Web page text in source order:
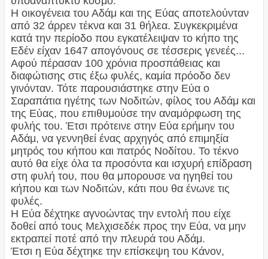
Η οικογένεια του Αδάμ και της Εύας αποτελούνταν
από 32 άρρεν τέκνα και 31 θήλεα. Συγκεκριμένα
κατά την περίοδο που εγκατέλειψαν το κήπο της
Εδέν είχαν 1647 απογόνους σε τέσσερις γενεές...
Αφού πέρασαν 100 χρόνια προσπάθειας και
διαφώτισης στις έξω φυλές, καμία πρόοδο δεν
γινόνταν. Τότε παρουσιάστηκε στην Εύα ο
Σαραπάτια ηγέτης των Νοδιτών, φίλος του Αδάμ και
της Εύας, που επιθυμούσε την αναμόρφωση της
φυλής του. Έτσι πρότεινε στην Εύα ερήμην του
Αδάμ, να γεννηθεί ένας αρχηγός από επιμηξία
μητρός του κήπου και πατρός Νοδίτου. Το τέκνο
αυτό θα είχε όλα τα προσόντα και ισχυρή επίδραση
στη φυλή του, που θα μπορουσε να ηγηθεί του
κήπου και των Νοδιτών, κάτι που θα ένωνε τις
φυλές.
Η Εύα δέχτηκε αγνοώντας την εντολή που είχε
δοθεί από τους Μελχισεδέκ προς την Εύα, να μην
εκτραπεί ποτέ από την πλευρά του Αδάμ.
Έτσι η Εύα δέχτηκε την επίσκεψη του Κάνον,